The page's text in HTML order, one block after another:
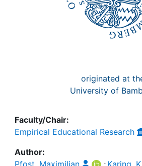
originated at
University of
Faculty/Chair:
Empirical Educational Research
Author:
Pfost, Maximilian
; Karing, K.